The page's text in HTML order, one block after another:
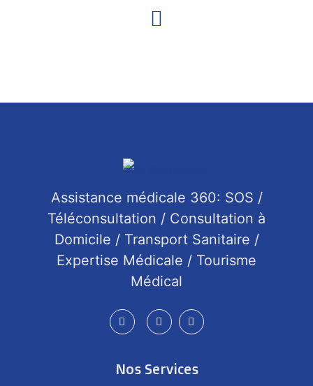
Assistance médicale 360: SOS /
Téléconsultation / Consultation à
Domicile / Transport Sanitaire /
Expertise Médicale / Tourisme
Médical
Nos Services